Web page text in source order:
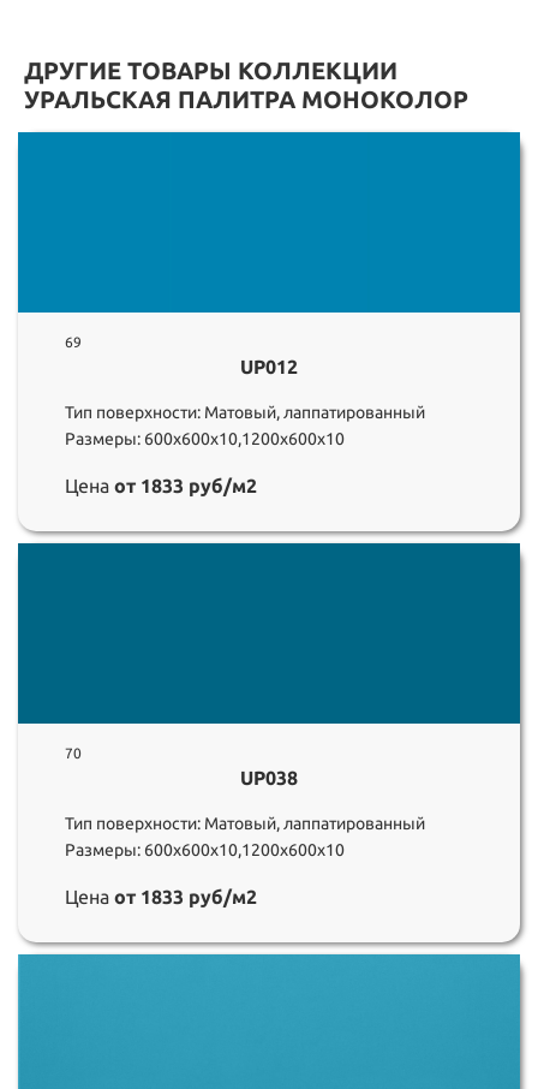
ДРУГИЕ ТОВАРЫ КОЛЛЕКЦИИ
УРАЛЬСКАЯ ПАЛИТРА МОНОКОЛОР
69
UP012
Тип поверхности: Матовый, лаппатированный
Размеры: 600х600х10,1200х600х10
Цена от 1833 руб/м2
70
UP038
Тип поверхности: Матовый, лаппатированный
Размеры: 600х600х10,1200х600х10
Цена от 1833 руб/м2